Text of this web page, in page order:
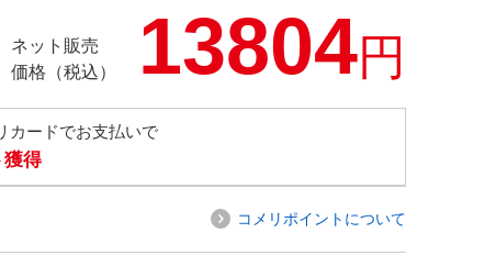
ネット販売
価格（税込）
13804円
カードでお支払いで
獲得
コメリポイントについて